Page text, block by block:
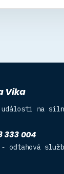
Vika
události na
333 004
- odtahová